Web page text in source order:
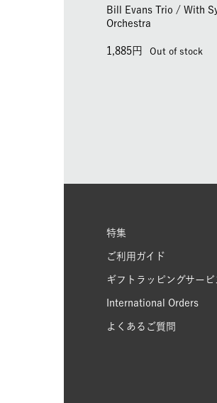
Bill Evans Trio / With
Orchestra
1,885 Out of stock
特集
ご利用ガイド
ギフトラッピングサービ
International Orders
よくあるご質問